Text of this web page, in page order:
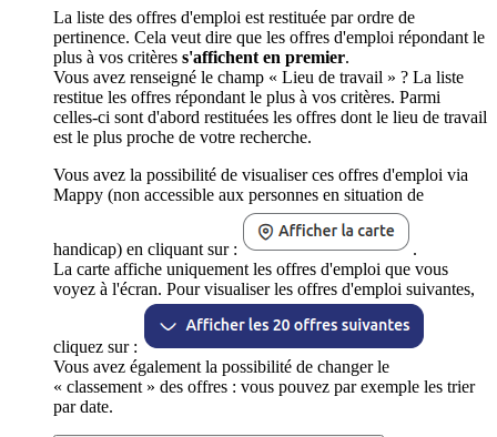
La liste des offres d'emploi est restituée par ordre de
pertinence. Cela veut dire que les offres d'emploi répondant le
plus à vos critères s'affichent en premier.
Vous avez renseigné le champ « Lieu de travail » ? La liste
restitue les offres répondant le plus à vos critères. Parmi
celles-ci sont d'abord restituées les offres dont le lieu de travail
est le plus proche de votre recherche.
Vous avez la possibilité de visualiser ces offres d'emploi via
Mappy (non accessible aux personnes en situation de
handicap) en cliquant sur :
.
La carte affiche uniquement les offres d'emploi que vous
voyez à l'écran. Pour visualiser les offres d'emploi suivantes,
cliquez sur :
Vous avez également la possibilité de changer le
« classement » des offres : vous pouvez par exemple les trier
par date.